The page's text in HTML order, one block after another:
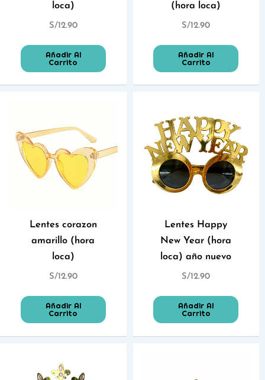
loca)
S/12.90
Añadir Al
Carrito
(hora loca)
S/12.90
Añadir Al
Carrito
Lentes corazon
amarillo (hora
loca)
S/12.90
Añadir Al
Carrito
Lentes Happy
New Year (hora
loca) año nuevo
S/12.90
Añadir Al
Carrito